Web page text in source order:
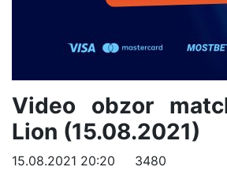
Video obzor
Lion (15.08.2021)
15.08.2021 20:20 3480